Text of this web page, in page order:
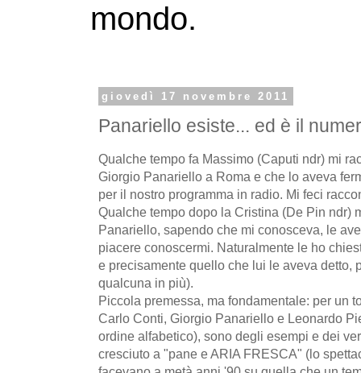
mondo.
giovedì 17 novembre 2011
Panariello esiste... ed è il
Qualche tempo fa Massimo (Caputi ndr) mi
Giorgio Panariello a Roma e che lo aveva
per il nostro programma in radio. Mi feci
Qualche tempo dopo la Cristina (De Pin ndr)
Panariello, sapendo che mi conosceva, le
piacere conoscermi. Naturalmente le ho
e precisamente quello che lui le aveva detto,
qualcuna in più).
Piccola premessa, ma fondamentale: per un
Carlo Conti, Giorgio Panariello e Leonardo
ordine alfabetico), sono degli esempi e dei
cresciuto a "pane e ARIA FRESCA" (lo